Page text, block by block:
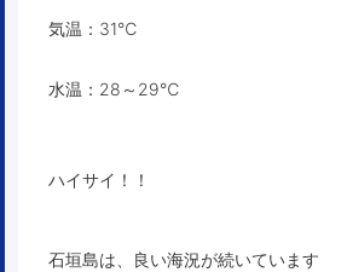
気温：31℃
水温：28～29℃
ハイサイ！！
石垣島は、良い海況が続いています